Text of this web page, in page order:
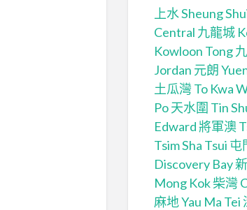
上水 Sheung
Central 九龍城
Kowloon Tong
Jordan 元朗
土瓜灣 To Kwa
Po 天水圍 Tin
Edward將軍澳
Tsim Sha Tsui 屯
Discovery Bay
Mong Kok柴灣
麻地 Yau Ma Tei